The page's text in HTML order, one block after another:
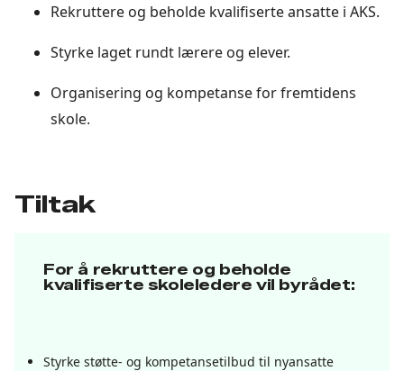
Rekruttere og beholde kvalifiserte ansatte i AKS.
Styrke laget rundt lærere og elever.
Organisering og kompetanse for fremtidens
skole.
Tiltak
For å rekruttere og beholde
kvalifiserte skoleledere vil byrådet:
Styrke støtte- og kompetansetilbud til nyansatte